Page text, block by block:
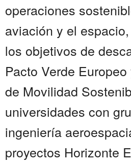
operaciones
aviación y el
los objetivos de
Pacto Verde
de Movilidad
universidades con
ingeniería
proyectos Horizonte